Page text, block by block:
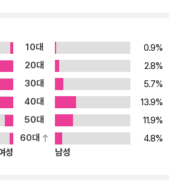
은 아파트에 거주하고 있는 재은은 매년
생하는 누수가 지겹기만 하다. 그러다 기
치게 되고, 그날 이후부터 반복되는 스트
해 부동산에 집을 내놓는다. 노후 아파트
주인공을 둘러싼 복잡다단한 환경과 심
는 현실적인 호러 단편.
강물 던전 괴담 / 지야
는 괴담 유튜브 채널의 구독자 수가 경쟁
10대
0.9%
20대
2.8%
30대
5.7%
40대
13.9%
50대
11.9%
60대
4.8%
성
남성